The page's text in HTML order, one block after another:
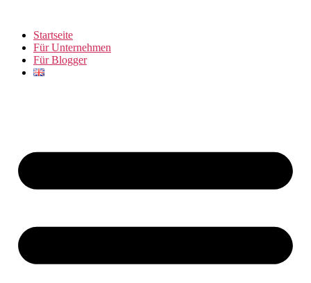
springenStartseite
Für Unternehmen
Für Blogger